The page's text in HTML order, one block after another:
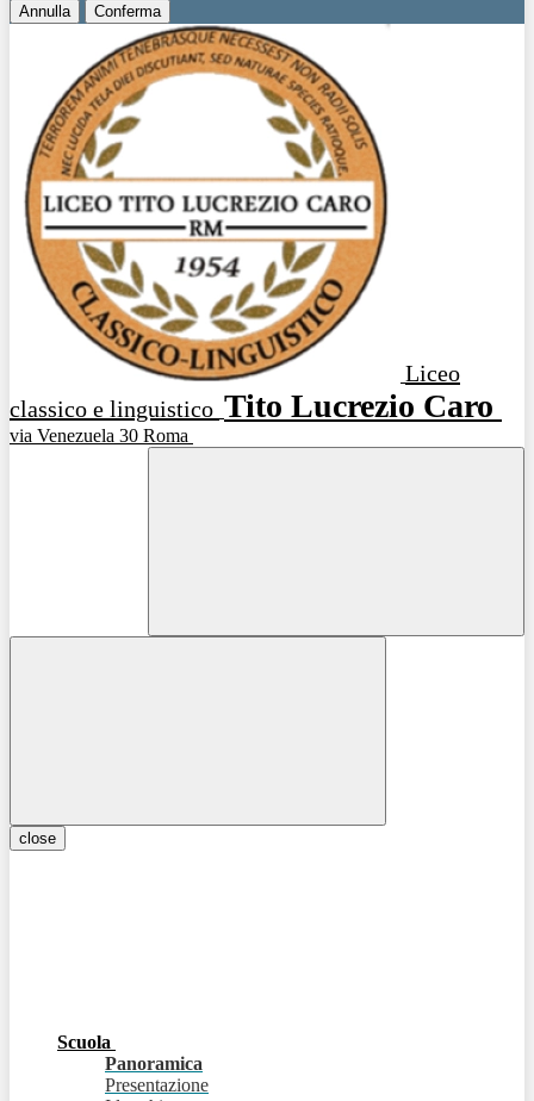
Annulla Conferma
Liceo
classico e linguistico Tito Lucrezio Caro
via Venezuela 30 Roma
close
Scuola
Panoramica
Presentazione